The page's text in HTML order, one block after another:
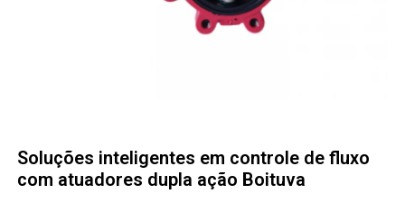
Soluções inteligentes em controle de fluxo
com atuadores dupla ação Boituva